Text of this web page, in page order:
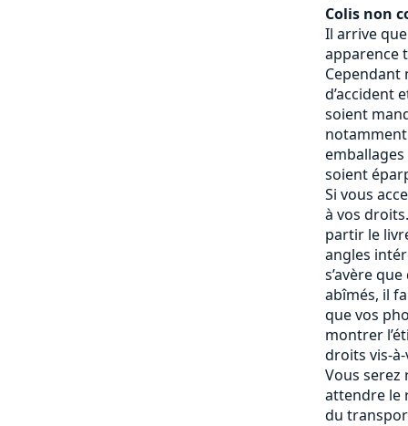
Colis non
Il arrive
apparence
Cependant
d’accident
soient
emballages
soient
Si vous
à vos
partir le
angles
s’avère
abîmés, il
que vos
montrer
droits vis-
Vous serez
attendre le
du